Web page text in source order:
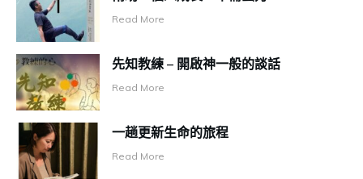
Read More
先知教練 – 開啟神一般的談話
Read More
一趟更新生命的旅程
Read More